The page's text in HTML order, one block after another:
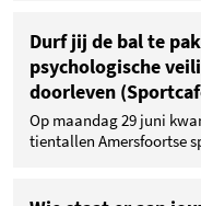
Durf jij de bal te
psychologische
doorleven
Op maandag 29 juni
tientallen Amersfoortse